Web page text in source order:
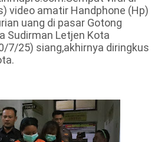
video amatir Handphone (Hp)
uang di pasar Gotong
Sudirman Letjen Kota
7/25) siang,akhirnya diringkus